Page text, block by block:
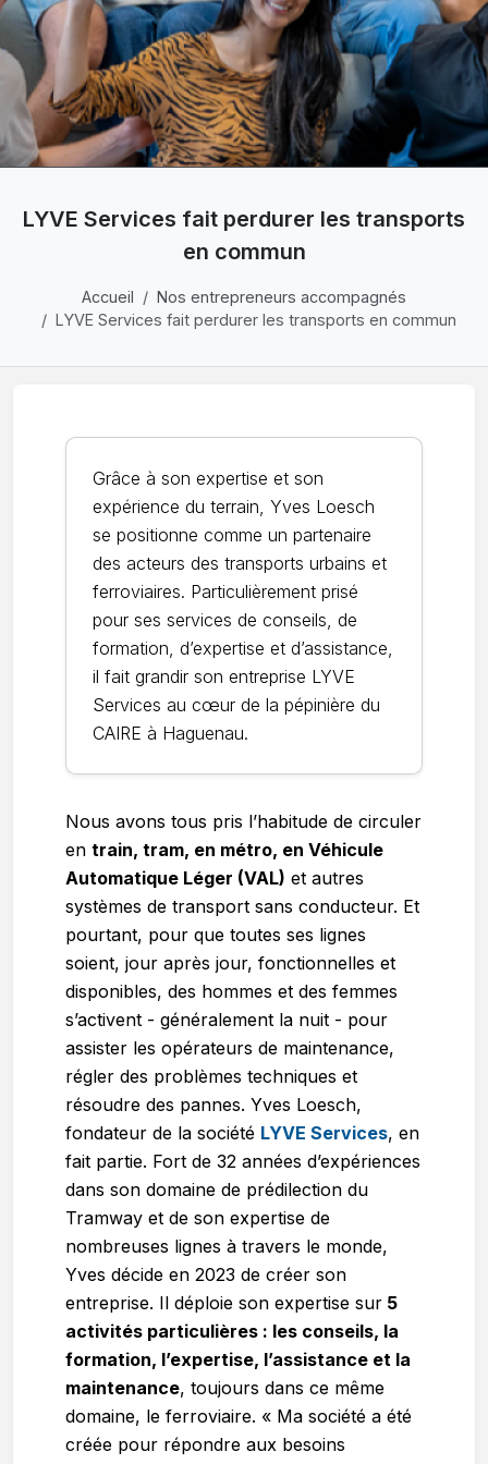
LYVE Services fait perdurer les transports
en commun
Accueil
Nos entrepreneurs accompagnés
LYVE Services fait perdurer les transports en commun
Grâce à son expertise et son
expérience du terrain, Yves Loesch
se positionne comme un partenaire
des acteurs des transports urbains et
ferroviaires. Particulièrement prisé
pour ses services de conseils, de
formation, d’expertise et d’assistance,
il fait grandir son entreprise LYVE
Services au cœur de la pépinière du
CAIRE à Haguenau.
Nous avons tous pris l’habitude de circuler
en train, tram, en métro, en Véhicule
Automatique Léger (VAL) et autres
systèmes de transport sans conducteur. Et
pourtant, pour que toutes ses lignes
soient, jour après jour, fonctionnelles et
disponibles, des hommes et des femmes
s’activent - généralement la nuit - pour
assister les opérateurs de maintenance,
régler des problèmes techniques et
résoudre des pannes. Yves Loesch,
fondateur de la société LYVE Services, en
fait partie. Fort de 32 années d’expériences
dans son domaine de prédilection du
Tramway et de son expertise de
nombreuses lignes à travers le monde,
Yves décide en 2023 de créer son
entreprise. Il déploie son expertise sur 5
activités particulières : les conseils, la
formation, l’expertise, l’assistance et la
maintenance, toujours dans ce même
domaine, le ferroviaire. « Ma société a été
créée pour répondre aux besoins